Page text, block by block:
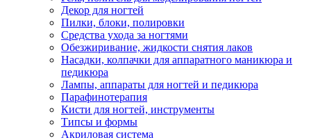
Декор для ногтей
Пилки, блоки, полировки
Средства ухода за ногтями
Обезжиривание, жидкости снятия лаков
Насадки, колпачки для аппаратного маникюра и
педикюра
Лампы, аппараты для ногтей и педикюра
Парафинотерапия
Кисти для ногтей, инструменты
Типсы и формы
Акриловая система